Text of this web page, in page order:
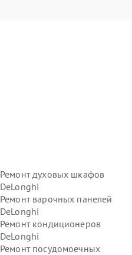
Ремонт духовых шкафов
DeLonghi
Ремонт варочных панелей
DeLonghi
Ремонт кондиционеров
DeLonghi
Ремонт посудомоечных